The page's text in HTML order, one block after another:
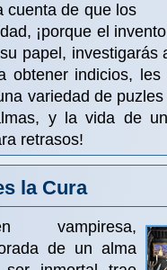
cuenta de que los
¡porque el
papel, investigarás
obtener indicios,
variedad de
y la vida de
retrasos!
la Cura
de un alma